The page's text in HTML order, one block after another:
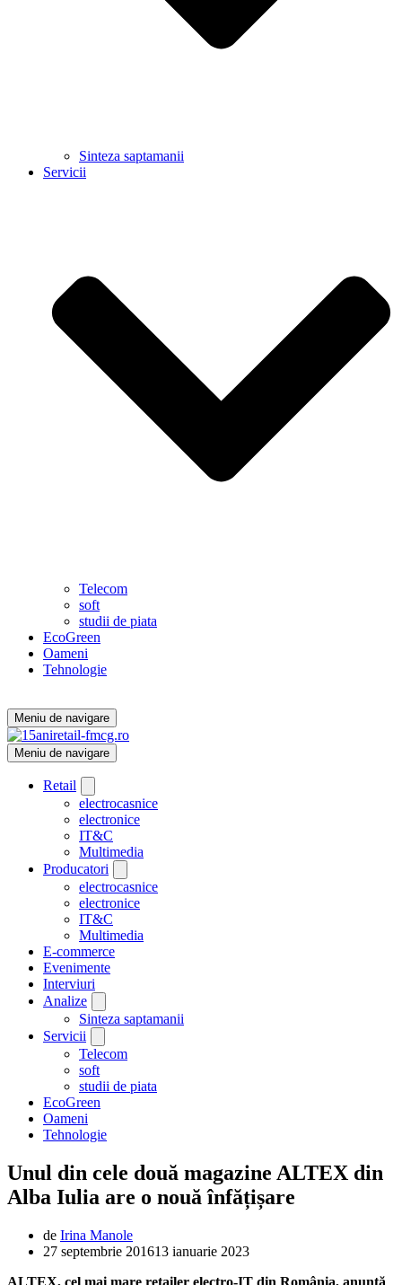
Sinteza saptamanii
Servicii
Telecom
soft
studii de piata
EcoGreen
Oameni
Tehnologie
Meniu de navigare
Meniu de navigare
Retail
electrocasnice
electronice
IT&C
Multimedia
Producatori
electrocasnice
electronice
IT&C
Multimedia
E-commerce
Evenimente
Interviuri
Analize
Sinteza saptamanii
Servicii
Telecom
soft
studii de piata
EcoGreen
Oameni
Tehnologie
Unul din cele două magazine ALTEX din
Alba Iulia are o nouă înfățișare
de Irina Manole
27 septembrie 201613 ianuarie 2023
ALTEX, cel mai mare retailer electro-IT din România, anunţă